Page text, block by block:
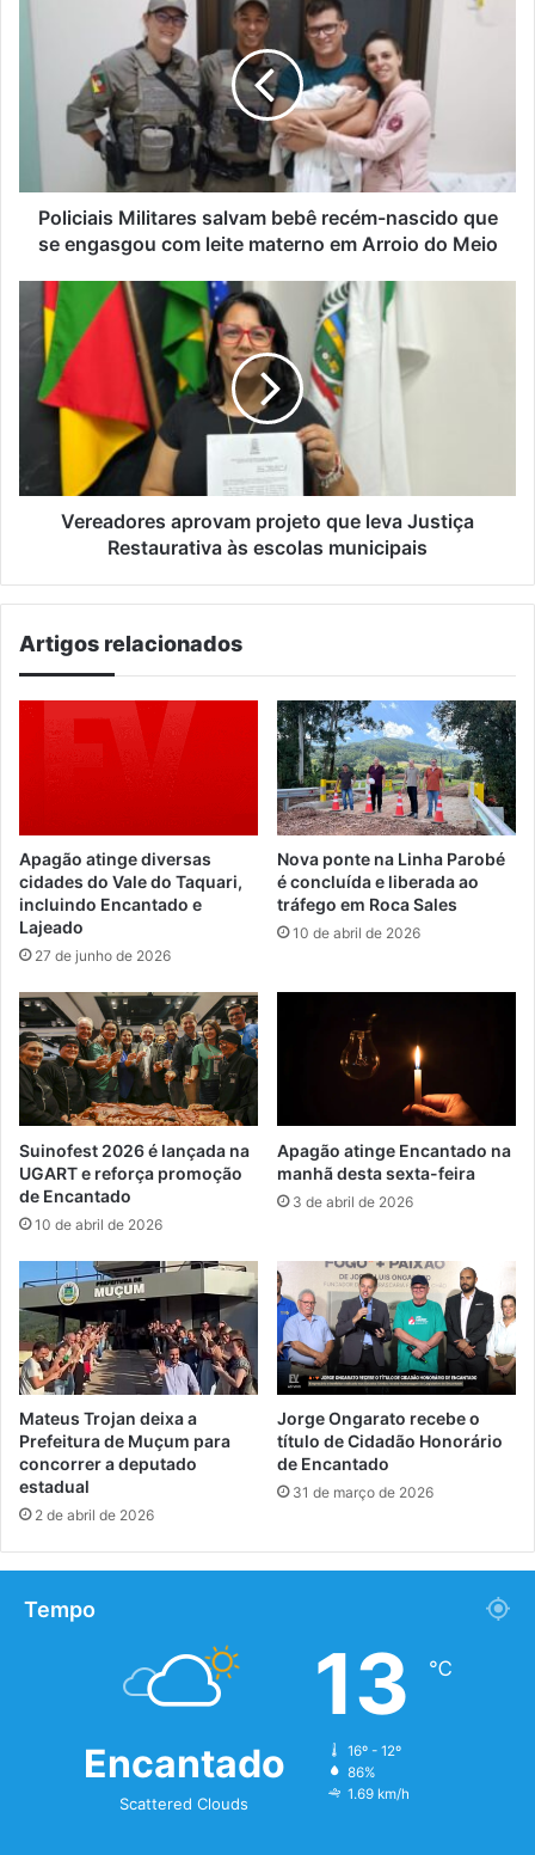
nascido
engasgou
com
leite
Arroio
Meio
Policiais Militares salvam bebê recém-nascido que
se engasgou com leite materno em Arroio do Meio
Vereadores
aprovam
projeto
que
leva
Justiça
Restaurativa
escolas
municipaisVereadores aprovam projeto que leva Justiça
Restaurativa às escolas municipais
Artigos relacionados
Apagão atinge diversas
cidades do Vale do Taquari,
incluindo Encantado e
Lajeado
27 de junho de 2026
Nova ponte na Linha Parobé
é concluída e liberada ao
tráfego em Roca Sales
10 de abril de 2026
Suinofest 2026 é lançada na
UGART e reforça promoção
de Encantado
10 de abril de 2026
Apagão atinge Encantado na
manhã desta sexta-feira
3 de abril de 2026
Mateus Trojan deixa a
Prefeitura de Muçum para
concorrer a deputado
estadual
2 de abril de 2026
Jorge Ongarato recebe o
título de Cidadão Honorário
de Encantado
31 de março de 2026
Tempo
Encantado
Scattered Clouds
13 ℃
16º - 12º
86%
1.69 km/h